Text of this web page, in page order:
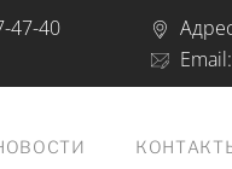
47-40
Email: